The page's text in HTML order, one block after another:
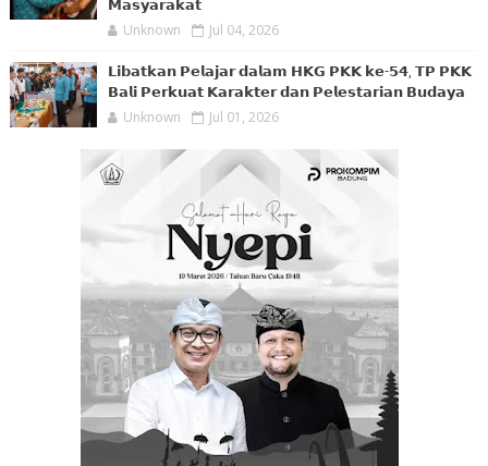
𝗠𝗮𝘀𝘆𝗮𝗿𝗮𝗸𝗮𝘁
Unknown Jul 04, 2026
𝗟𝗶𝗯𝗮𝘁𝗸𝗮𝗻 𝗣𝗲𝗹𝗮𝗷𝗮𝗿 𝗱𝗮𝗹𝗮𝗺 𝗛𝗞𝗚 𝗣𝗞𝗞 𝗸𝗲-𝟱𝟰, 𝗧𝗣 𝗣𝗞𝗞
𝗕𝗮𝗹𝗶 𝗣𝗲𝗿𝗸𝘂𝗮𝘁 𝗞𝗮𝗿𝗮𝗸𝘁𝗲𝗿 𝗱𝗮𝗻 𝗣𝗲𝗹𝗲𝘀𝘁𝗮𝗿𝗶𝗮𝗻 𝗕𝘂𝗱𝗮𝘆𝗮
Unknown Jul 01, 2026